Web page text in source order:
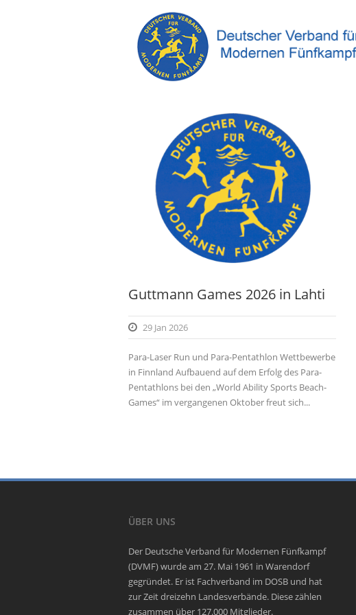
Guttmann Games 2026 in Lahti
29 Jan 2026
Para-Laser Run und Para-Pentathlon Wettbewerbe
in Finnland Aufbauend auf dem Erfolg des Para-
Pentathlons bei den „World Ability Sports Beach-
Games“ im vergangenen Oktober freut sich...
ÜBER UNS
Der Deutsche Verband für Modernen Fünfkampf
(DVMF) wurde am 27. Mai 1961 in Warendorf
gegründet. Er ist Fachverband im DOSB und hat
zur Zeit dreizehn Landesverbände. Diese zählen
zusammen über 127.000 Mitglieder.